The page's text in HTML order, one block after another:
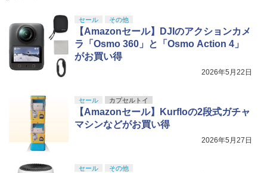
セール その他
【Amazonセール】DJIのアクションカメ
ラ「Osmo 360」と「Osmo Action 4」
がお買い得
2026年5月22日
セール カプセルトイ
【Amazonセール】Kurfloの2段式ガチャ
マシンなどがお買い得
2026年5月27日
セール その他